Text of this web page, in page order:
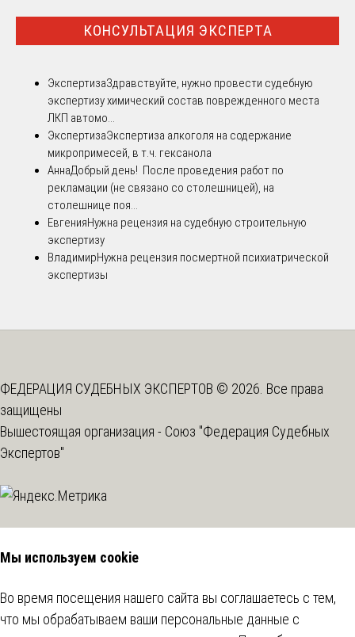
КОНСУЛЬТАЦИЯ ЭКСПЕРТА
ЭкспертизаЗдравствуйте, нужно провести судебную
экспертизу химический состав поврежденного места
ЛКП автомо...
ЭкспертизаЭкспертиза алкоголя на содержание
микропримесей, в т.ч. гексанола
АннаДобрый день! После проведения работ по
рекламации (не связано со столешницей), на
столешнице поя...
ЕвгенияНужна рецензия на судебную строительную
экспертизу
ВладимирНужна рецензия посмертной психиатрической
экспертизы
ФЕДЕРАЦИЯ СУДЕБНЫХ ЭКСПЕРТОВ © 2026. Все права
защищены
Вышестоящая организация - Союз "Федерация Судебных
Экспертов"
Мы используем cookie
Во время посещения нашего сайта вы соглашаетесь с тем,
что мы обрабатываем ваши персональные данные с